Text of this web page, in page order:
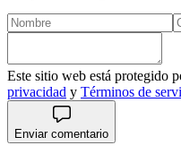
Este sitio web está protegido
privacidad y Términos de
Enviar comentario